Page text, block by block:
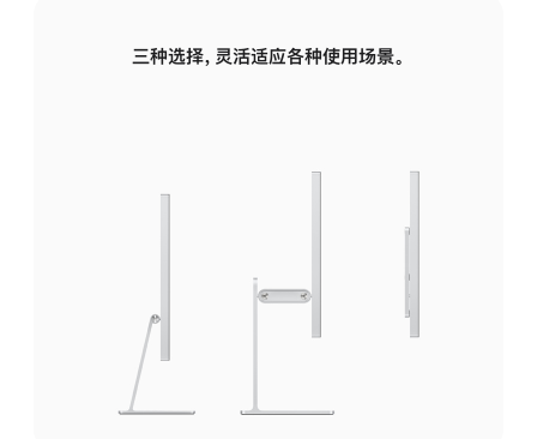
三种选择，灵活适应各种使用场景。